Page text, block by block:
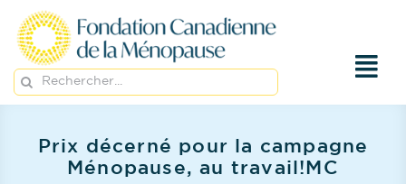
Passer
contenu
Rechercher:
Prix décerné pour la campagne
Ménopause, au travail!MC